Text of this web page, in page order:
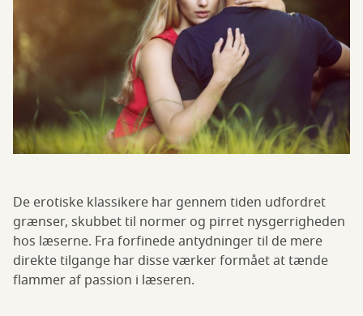
De erotiske klassikere har gennem tiden udfordret
grænser, skubbet til normer og pirret nysgerrigheden
hos læserne. Fra forfinede antydninger til de mere
direkte tilgange har disse værker formået at tænde
flammer af passion i læseren.